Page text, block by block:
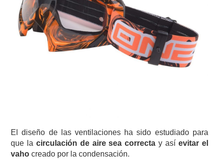
El diseño de las ventilaciones ha sido estudiado para
que la circulación de aire sea correcta y así evitar el
vaho creado por la condensación.